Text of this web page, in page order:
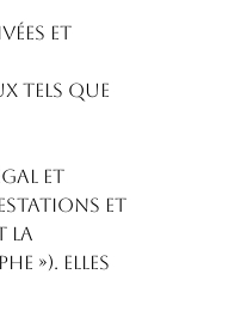
et
tels que
et
et
la
»). Elles